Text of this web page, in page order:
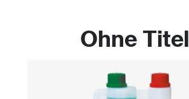
Ohne Titel
360 GRAD TOUR